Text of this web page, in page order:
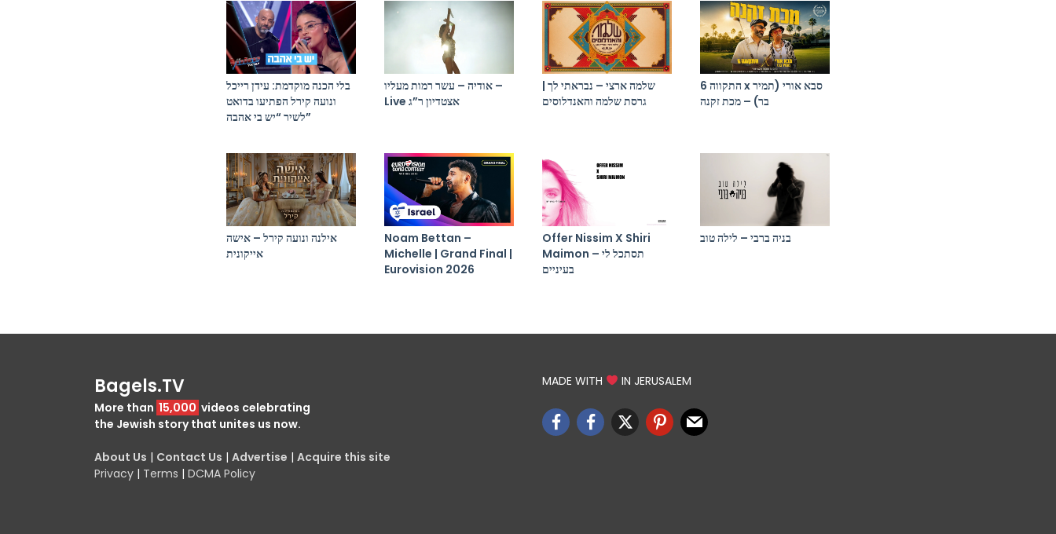
בלי הכנה מוקדמת: עידן רייכל
ונועה קירל הפתיעו בדואט
לשיר “יש בי אהבה”
אודיה – עשר רמות מעליו –
Live אצטדיון ר”ג
שלמה ארצי – נבראתי לך |
גרסת שלמה והאנדלוסים
התקווה 6 x סבא אורי (תמיר
בר) – מכת זקנה
אילנה ונועה קירל – אישה
אייקונית
Noam Bettan –
Michelle | Grand Final |
Eurovision 2026
Offer Nissim X Shiri
Maimon – תסתכל לי
בעיניים
בניה ברבי – לילה טוב
Bagels.TV
More than 15,000 videos celebrating
the Jewish story that unites us now.
About Us | Contact Us | Advertise | Acquire this site
Privacy | Terms | DCMA Policy
MADE WITH IN JERUSALEM